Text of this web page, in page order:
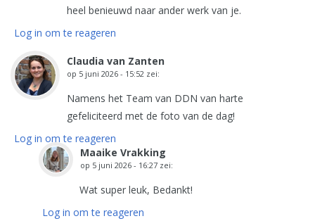
heel benieuwd naar ander werk van je.
Log in om te reageren
Claudia van Zanten
op 5 juni 2026 - 15:52 zei:
Namens het Team van DDN van harte
gefeliciteerd met de foto van de dag!
Log in om te reageren
Maaike Vrakking
op 5 juni 2026 - 16:27 zei:
Wat super leuk, Bedankt!
Log in om te reageren